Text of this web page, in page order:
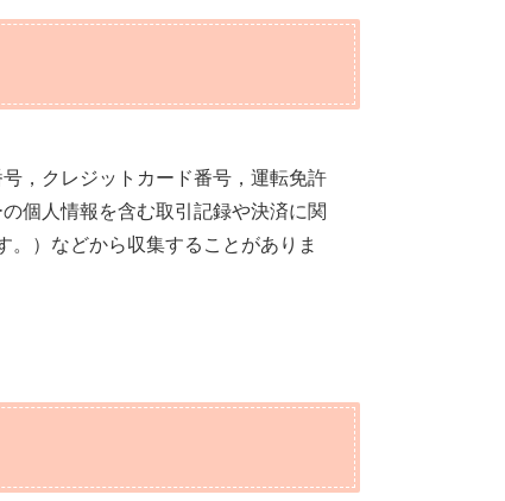
，クレジットカード番号，運転免許
個人情報を含む取引記録や決済に関
）などから収集することがありま